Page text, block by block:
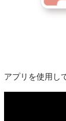
アプリを使用し